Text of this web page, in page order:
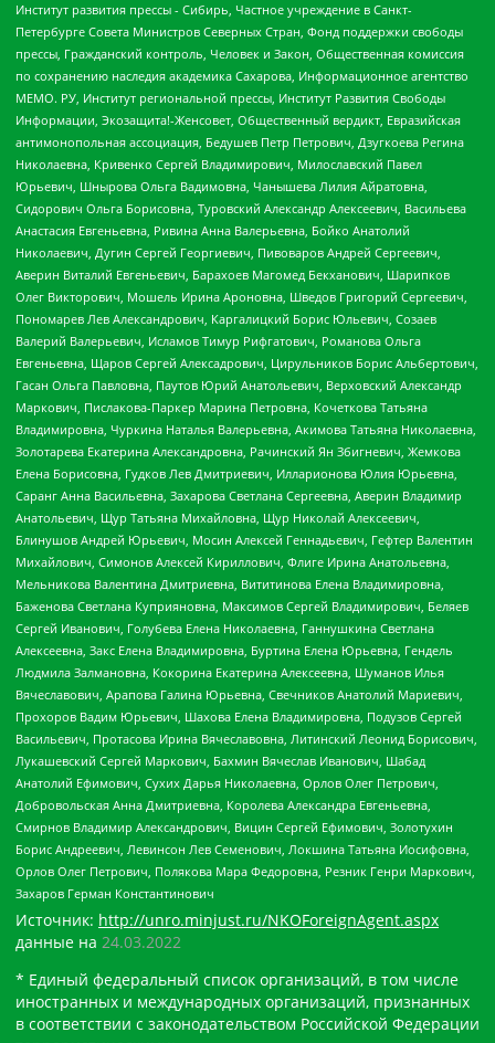
Институт развития прессы - Сибирь, Частное учреждение в Санкт-
Петербурге Совета Министров Северных Стран, Фонд поддержки свободы
прессы, Гражданский контроль, Человек и Закон, Общественная комиссия
по сохранению наследия академика Сахарова, Информационное агентство
МЕМО. РУ, Институт региональной прессы, Институт Развития Свободы
Информации, Экозащита!-Женсовет, Общественный вердикт, Евразийская
антимонопольная ассоциация, Бедушев Петр Петрович, Дзугкоева Регина
Николаевна, Кривенко Сергей Владимирович, Милославский Павел
Юрьевич, Шнырова Ольга Вадимовна, Чанышева Лилия Айратовна,
Сидорович Ольга Борисовна, Туровский Александр Алексеевич, Васильева
Анастасия Евгеньевна, Ривина Анна Валерьевна, Бойко Анатолий
Николаевич, Дугин Сергей Георгиевич, Пивоваров Андрей Сергеевич,
Аверин Виталий Евгеньевич, Барахоев Магомед Бекханович, Шарипков
Олег Викторович, Мошель Ирина Ароновна, Шведов Григорий Сергеевич,
Пономарев Лев Александрович, Каргалицкий Борис Юльевич, Созаев
Валерий Валерьевич, Исламов Тимур Рифгатович, Романова Ольга
Евгеньевна, Щаров Сергей Алексадрович, Цирульников Борис Альбертович,
Гасан Ольга Павловна, Паутов Юрий Анатольевич, Верховский Александр
Маркович, Пислакова-Паркер Марина Петровна, Кочеткова Татьяна
Владимировна, Чуркина Наталья Валерьевна, Акимова Татьяна Николаевна,
Золотарева Екатерина Александровна, Рачинский Ян Збигневич, Жемкова
Елена Борисовна, Гудков Лев Дмитриевич, Илларионова Юлия Юрьевна,
Саранг Анна Васильевна, Захарова Светлана Сергеевна, Аверин Владимир
Анатольевич, Щур Татьяна Михайловна, Щур Николай Алексеевич,
Блинушов Андрей Юрьевич, Мосин Алексей Геннадьевич, Гефтер Валентин
Михайлович, Симонов Алексей Кириллович, Флиге Ирина Анатольевна,
Мельникова Валентина Дмитриевна, Вититинова Елена Владимировна,
Баженова Светлана Куприяновна, Максимов Сергей Владимирович, Беляев
Сергей Иванович, Голубева Елена Николаевна, Ганнушкина Светлана
Алексеевна, Закс Елена Владимировна, Буртина Елена Юрьевна, Гендель
Людмила Залмановна, Кокорина Екатерина Алексеевна, Шуманов Илья
Вячеславович, Арапова Галина Юрьевна, Свечников Анатолий Мариевич,
Прохоров Вадим Юрьевич, Шахова Елена Владимировна, Подузов Сергей
Васильевич, Протасова Ирина Вячеславовна, Литинский Леонид Борисович,
Лукашевский Сергей Маркович, Бахмин Вячеслав Иванович, Шабад
Анатолий Ефимович, Сухих Дарья Николаевна, Орлов Олег Петрович,
Добровольская Анна Дмитриевна, Королева Александра Евгеньевна,
Смирнов Владимир Александрович, Вицин Сергей Ефимович, Золотухин
Борис Андреевич, Левинсон Лев Семенович, Локшина Татьяна Иосифовна,
Орлов Олег Петрович, Полякова Мара Федоровна, Резник Генри Маркович,
Захаров Герман Константинович
Источник: http://unro.minjust.ru/NKOForeignAgent.aspx
данные на 24.03.2022
* Единый федеральный список организаций, в том числе
иностранных и международных организаций, признанных
в соответствии с законодательством Российской Федерации